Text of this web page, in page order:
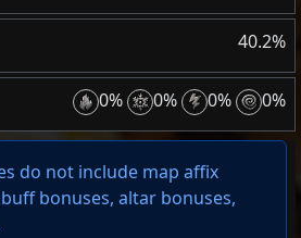
40.2%
0% 0% 0% 0%
do not include map affix
bonuses, altar bonuses,